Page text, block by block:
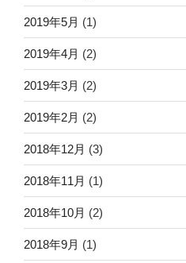
2019年5月 (1)
2019年4月 (2)
2019年3月 (2)
2019年2月 (2)
2018年12月 (3)
2018年11月 (1)
2018年10月 (2)
2018年9月 (1)